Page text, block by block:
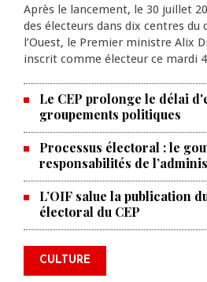
Après le lancement, le 30 juillet
des électeurs dans dix centres du
l’Ouest, le Premier ministre Alix
inscrit comme électeur ce mardi 4
Le CEP prolonge le délai
groupements politiques
Processus électoral : le
responsabilités de
L’OIF salue la publication
électoral du CEP
CULTURE
La Chambre de
l'industrie haïtiano-
annonce des
commémorer le 235e
anniversaire de la